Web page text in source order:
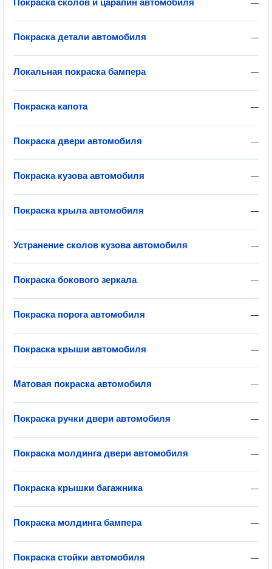
—
Покраска сколов и царапин автомобиля
—
Покраска детали автомобиля
—
Локальная покраска бампера
—
Покраска капота
—
Покраска двери автомобиля
—
Покраска кузова автомобиля
—
Покраска крыла автомобиля
—
Устранение сколов кузова автомобиля
—
Покраска бокового зеркала
—
Покраска порога автомобиля
—
Покраска крыши автомобиля
—
Матовая покраска автомобиля
—
Покраска ручки двери автомобиля
—
Покраска молдинга двери автомобиля
—
Покраска крышки багажника
—
Покраска молдинга бампера
—
Покраска стойки автомобиля